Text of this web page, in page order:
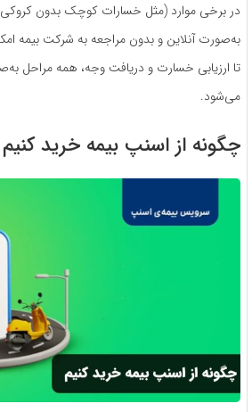
در برخی موارد (مثل خسارات کوچک بدون
به‌صورت آنلاین و بدون مراجعه به شرکت بیمه
تا ارزیابی خسارت و دریافت وجه، همه مراحل
می‌شود.
چگونه از اسنپ بیمه خرید کنیم